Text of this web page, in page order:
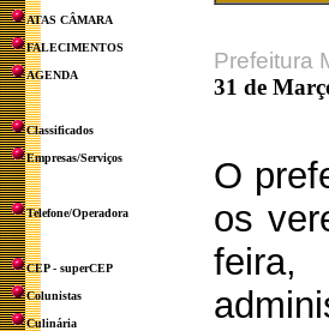
ATAS CÂMARA
FALECIMENTOS
AGENDA
Classificados
Empresas/Serviços
Telefone/Operadora
CEP - superCEP
Colunistas
Culinária
Prefeitura
31 de
O
os